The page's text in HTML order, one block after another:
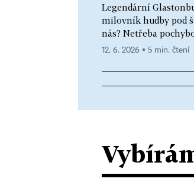
Legendární
milovník hudby pod
nás? Netřeba
12. 6. 2026 ▪ 5 min. čtení